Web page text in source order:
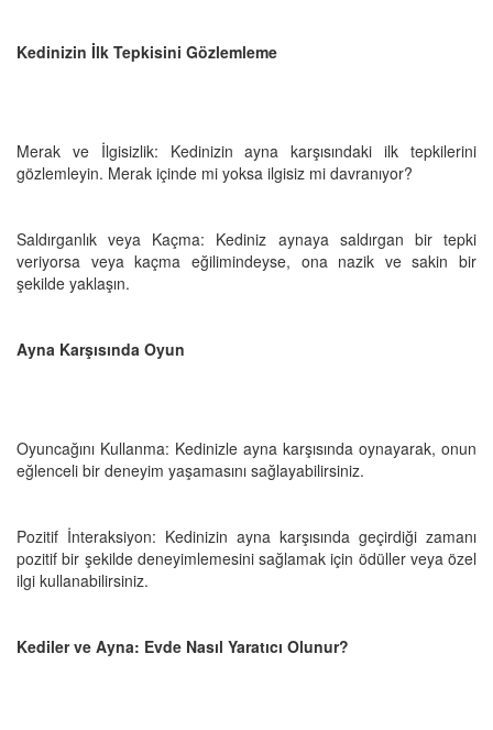
Kedinizin İlk Tepkisini Gözlemleme
Merak ve İlgisizlik: Kedinizin ayna karşısındaki ilk tepkilerini
gözlemleyin. Merak içinde mi yoksa ilgisiz mi davranıyor?
Saldırganlık veya Kaçma: Kediniz aynaya saldırgan bir tepki
veriyorsa veya kaçma eğilimindeyse, ona nazik ve sakin bir
şekilde yaklaşın.
Ayna Karşısında Oyun
Oyuncağını Kullanma: Kedinizle ayna karşısında oynayarak, onun
eğlenceli bir deneyim yaşamasını sağlayabilirsiniz.
Pozitif İnteraksiyon: Kedinizin ayna karşısında geçirdiği zamanı
pozitif bir şekilde deneyimlemesini sağlamak için ödüller veya özel
ilgi kullanabilirsiniz.
Kediler ve Ayna: Evde Nasıl Yaratıcı Olunur?